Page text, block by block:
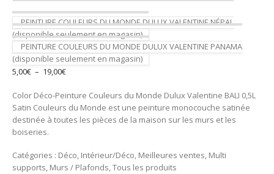
PEINTURE COULEURS DU MONDE DULUX VALENTINE NÉPAL
(disponible seulement en magasin)
PEINTURE COULEURS DU MONDE DULUX VALENTINE PANAMA
(disponible seulement en magasin)
5,00€ – 19,00€Plage
prix :
5,00€
à
Color Déco-Peinture Couleurs du Monde Dulux Valentine BALI 0,5L
Satin Couleurs du Monde est une peinture monocouche satinée
destinée à toutes les pièces de la maison sur les murs et les
boiseries.
Catégories : Déco, Intérieur/Déco, Meilleures ventes, Multi
supports, Murs / Plafonds,Tous les produits